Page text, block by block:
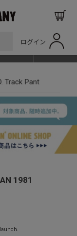
ログイン
Track Pant
1981